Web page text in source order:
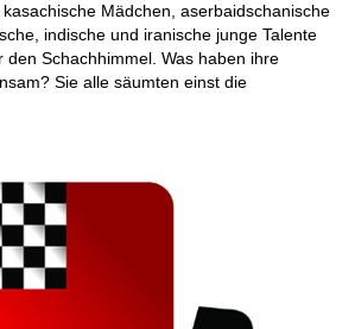
Mädchen, aserbaidschanische
indische und iranische junge Talente
den Schachhimmel. Was haben ihre
Sie alle säumten einst die